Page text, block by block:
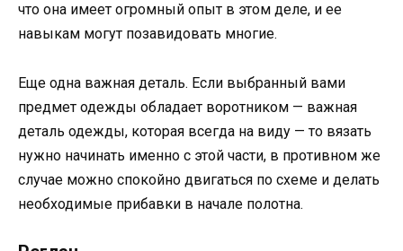
что она имеет огромный опыт в этом деле, и ее
навыкам могут позавидовать многие.
Еще одна важная деталь. Если выбранный вами
предмет одежды обладает воротником — важная
деталь одежды, которая всегда на виду — то вязать
нужно начинать именно с этой части, в противном же
случае можно спокойно двигаться по схеме и делать
необходимые прибавки в начале полотна.